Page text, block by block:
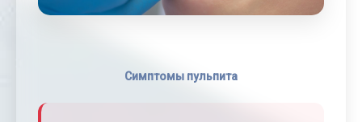
Симптомы пульпита